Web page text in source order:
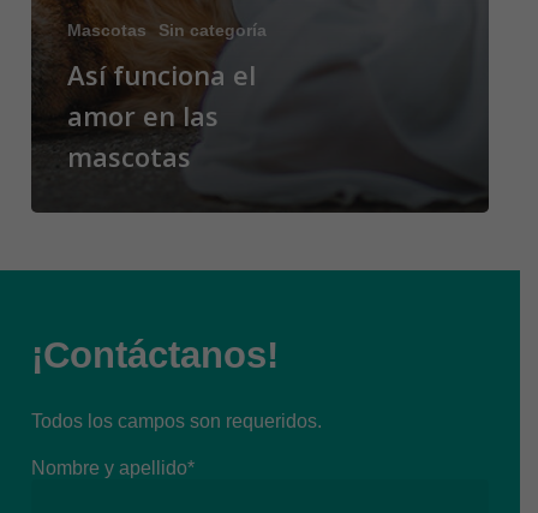
Mascotas Sin categoría
Así funciona el
amor en las
mascotas
¡Contáctanos!
Todos los campos son requeridos.
Nombre y apellido*